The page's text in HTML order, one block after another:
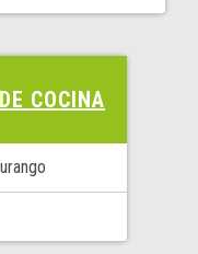
COCINA